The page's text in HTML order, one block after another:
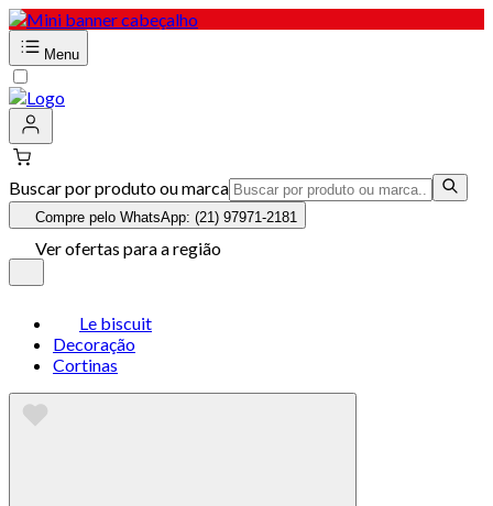
Menu
Buscar por produto ou marca
Compre pelo WhatsApp: (21) 97971-2181
Ver ofertas para a região
Le biscuit
Decoração
Cortinas